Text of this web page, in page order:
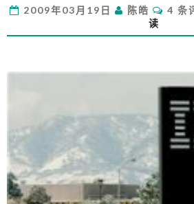
这
是
什
么
的
神？
2009年03月19日 陈皓
评
论
4 条
读